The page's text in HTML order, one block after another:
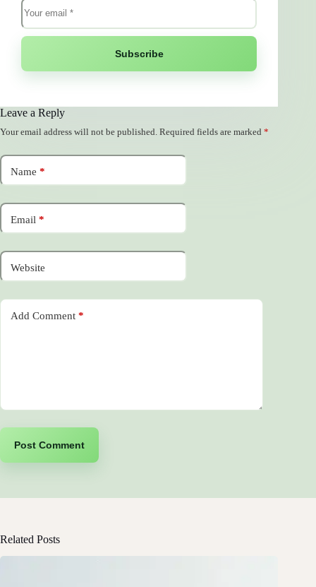
Subscribe
Leave a Reply
Your email address will not be published. Required fields are marked *
Name *
Email *
Website
Add Comment *
Post Comment
Related Posts